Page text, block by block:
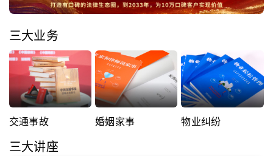
三大业务
交通事故 婚姻家事 物业纠纷
三大讲座